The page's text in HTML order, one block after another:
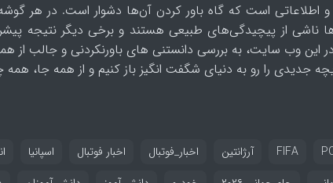
اطلاعاتی است که گاه باور کردن آن‌ها دشوار است. در هر
ناشی از پیچیدگی‌های طبیعی هستند و برخی دیگر نتیجه
در این وب سایت، به بررسی دانستنی های باورنکردنی و جالب
جدیدی را رو به دنیای شگفت انگیز باز کنیم و از همه جا،
FIFA آرژانتین اخبار_فوتبال اخبار فوتبال اسپانیا